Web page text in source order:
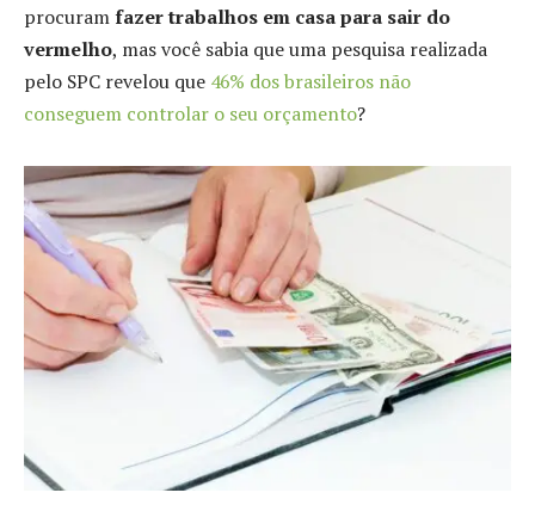
procuramfazer trabalhos em casa para sair do
vermelho, mas você sabia que uma pesquisa realizada
pelo SPC revelou que 46% dos brasileiros não
conseguem controlar o seu orçamento?